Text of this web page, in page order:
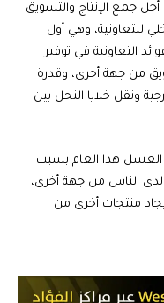
جمع الإنتاج والتسويق
للتعاونية، وهي أول
التعاونية في توفير
من جهة أخرى، وقدرة
ونقل خلايا النحل بين
العسل هذا العام بسبب
الناس من جهة أخرى،
منتجات أخرى من